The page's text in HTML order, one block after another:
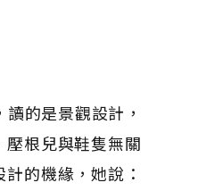
的是景觀設計，
根兒與鞋隻無關
的機緣，她說：